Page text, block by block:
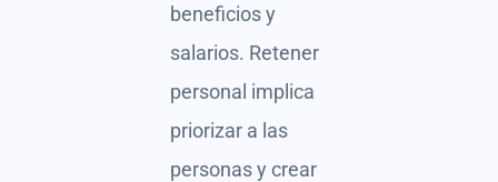
beneficios y
salarios. Retener
personal implica
priorizar a las
personas y crear